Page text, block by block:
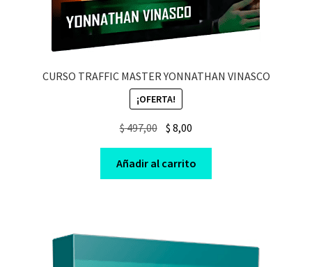
CURSO TRAFFIC MASTER YONNATHAN VINASCO
¡OFERTA!
$497,00 Original
price
was:
$ 497,00.
$ 8,00
price
is:
$ 8,00.
Añadir al carrito